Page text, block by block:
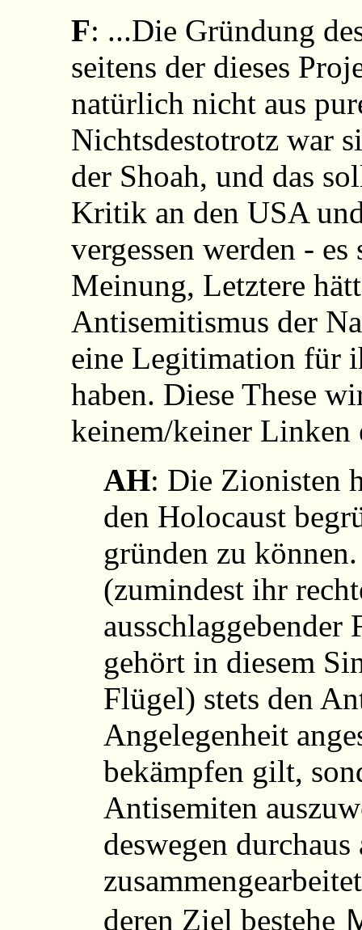
F: ...Die Gründung
seitens der dieses
natürlich nicht aus
Nichtsdestotrotz war
der Shoah, und das
Kritik an den USA
vergessen werden -
Meinung, Letztere
Antisemitismus der
eine Legitimation für
haben. Diese These
keinem/keiner Linken
AH: Die Zionisten
den Holocaust
gründen zu
(zumindest ihr
gehört in diesem
Flügel) stets den
Angelegenheit
bekämpfen gilt,
Antisemiten
deswegen
deren Ziel bestehe